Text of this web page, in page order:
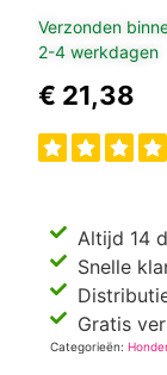
Verzonden
2-4 werkdagen
€ 21,38
Altijd 14
Snelle
Gratis
Categorieën: